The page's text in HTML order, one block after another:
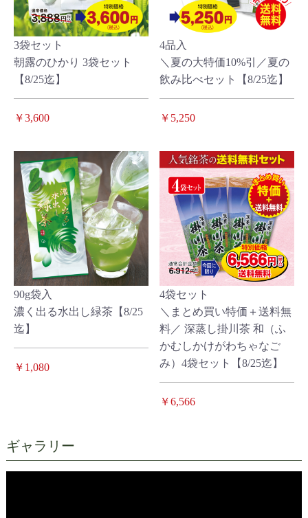
3袋セット
朝露のひかり 3袋セット
【8/25迄】
￥3,600
4品入
＼夏の大特価10%引／夏の
飲み比べセット【8/25迄】
￥5,250
90g袋入
濃く出る水出し緑茶【8/25
迄】
￥1,080
4袋セット
＼まとめ買い特価＋送料無
料／ 深蒸し掛川茶 和（ふ
かむしかけがわちゃなご
み）4袋セット【8/25迄】
￥6,566
ギャラリー